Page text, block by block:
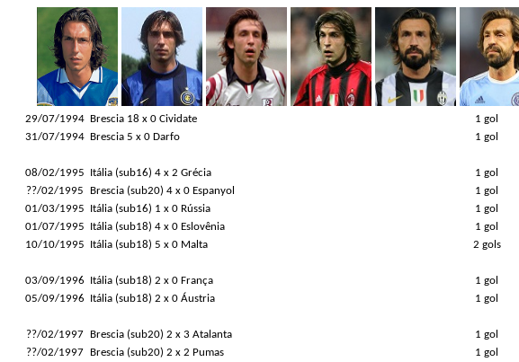
29/07/1994
31/07/1994
08/02/1995
??/02/1995
01/03/1995
01/07/1995
10/10/1995
03/09/1996
05/09/1996
??/02/1997
??/02/1997
Brescia 18 x 0 Cividate
Brescia 5 x 0 Darfo
Itália (sub16) 4 x 2 Grécia
Brescia (sub20) 4 x 0 Espanyol
Itália (sub16) 1 x 0 Rússia
Itália (sub18) 4 x 0 Eslovênia
Itália (sub18) 5 x 0 Malta
Itália (sub18) 2 x 0 França
Itália (sub18) 2 x 0 Áustria
Brescia (sub20) 2 x 3 Atalanta
Brescia (sub20) 2 x 2 Pumas
1 gol
1 gol
1 gol
1 gol
1 gol
1 gol
2 gols
1 gol
1 gol
1 gol
1 gol